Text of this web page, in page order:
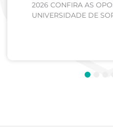
2026 CONFIRA AS
UNIVERSIDADE DE
4